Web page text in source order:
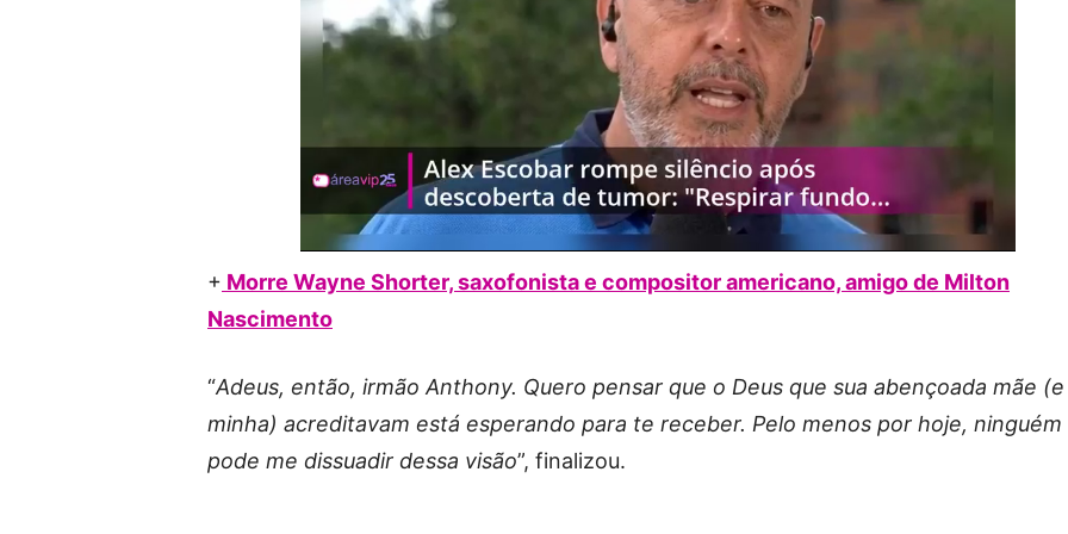
+ Morre Wayne Shorter, saxofonista e compositor americano, amigo de Milton
Nascimento
“Adeus, então, irmão Anthony. Quero pensar que o Deus que sua abençoada mãe (e
minha) acreditavam está esperando para te receber. Pelo menos por hoje, ninguém
pode me dissuadir dessa visão”, finalizou.